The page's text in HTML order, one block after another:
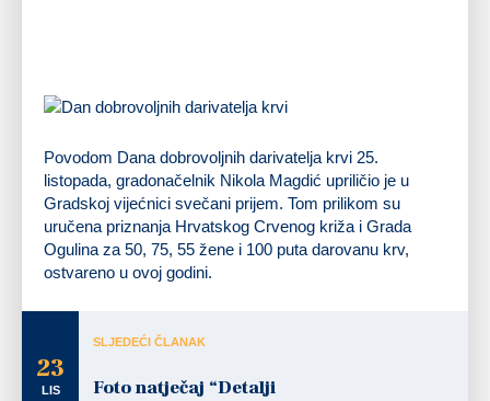
Povodom Dana dobrovoljnih darivatelja krvi 25.
listopada, gradonačelnik Nikola Magdić upriličio je u
Gradskoj vijećnici svečani prijem. Tom prilikom su
uručena priznanja Hrvatskog Crvenog križa i Grada
Ogulina za 50, 75, 55 žene i 100 puta darovanu krv,
ostvareno u ovoj godini.
23
LIS
SLJEDEĆI ČLANAK
Foto natječaj “Detalji